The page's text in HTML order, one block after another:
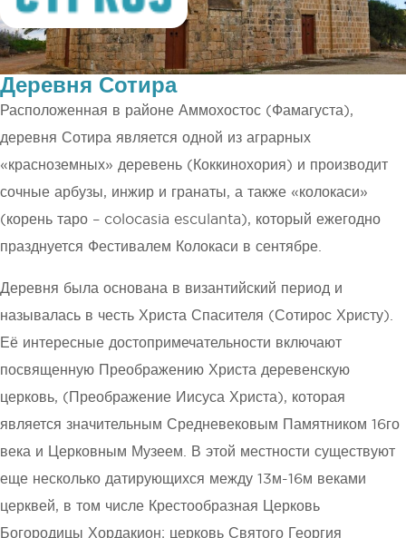
Деревня Сотира
Расположенная в районе Аммохостос (Фамагуста),
деревня Сотира является одной из аграрных
«красноземных» деревень (Коккинохория) и производит
сочные арбузы, инжир и гранаты, а также «колокаси»
(корень таро – colocasia esculanta), который ежегодно
празднуется Фестивалем Колокаси в сентябре.
Деревня была основана в византийский период и
называлась в честь Христа Спасителя (Сотирос Христу).
Её интересные достопримечательности включают
посвященную Преображению Христа деревенскую
церковь, (Преображение Иисуса Христа), которая
является значительным Средневековым Памятником 16го
века и Церковным Музеем. В этой местности существуют
еще несколько датирующихся между 13м-16м веками
церквей, в том числе Крестообразная Церковь
Богородицы Хордакион; церковь Святого Георгия